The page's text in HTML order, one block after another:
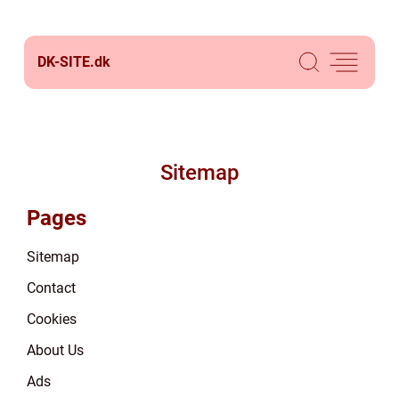
DK-SITE.dk
Sitemap
Pages
Sitemap
Contact
Cookies
About Us
Ads